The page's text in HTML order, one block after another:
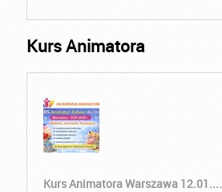
Kurs Animatora
Kurs Animatora Warszawa 12.01....